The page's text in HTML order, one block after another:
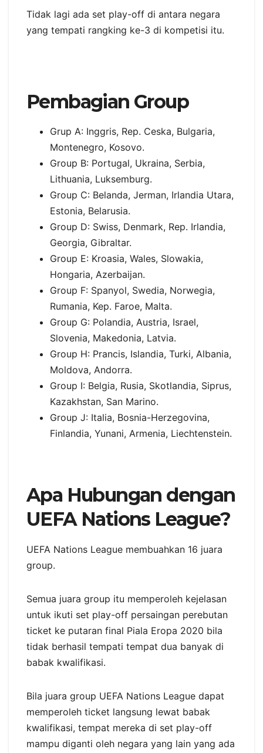
Tidak lagi ada set play-off di antara negara
yang tempati rangking ke-3 di kompetisi itu.
Pembagian Group
Grup A: Inggris, Rep. Ceska, Bulgaria,
Montenegro, Kosovo.
Group B: Portugal, Ukraina, Serbia,
Lithuania, Luksemburg.
Group C: Belanda, Jerman, Irlandia Utara,
Estonia, Belarusia.
Group D: Swiss, Denmark, Rep. Irlandia,
Georgia, Gibraltar.
Group E: Kroasia, Wales, Slowakia,
Hongaria, Azerbaijan.
Group F: Spanyol, Swedia, Norwegia,
Rumania, Kep. Faroe, Malta.
Group G: Polandia, Austria, Israel,
Slovenia, Makedonia, Latvia.
Group H: Prancis, Islandia, Turki, Albania,
Moldova, Andorra.
Group I: Belgia, Rusia, Skotlandia, Siprus,
Kazakhstan, San Marino.
Group J: Italia, Bosnia-Herzegovina,
Finlandia, Yunani, Armenia, Liechtenstein.
Apa Hubungan dengan
UEFA Nations League?
UEFA Nations League membuahkan 16 juara
group.
Semua juara group itu memperoleh kejelasan
untuk ikuti set play-off persaingan perebutan
ticket ke putaran final Piala Eropa 2020 bila
tidak berhasil tempati tempat dua banyak di
babak kwalifikasi.
Bila juara group UEFA Nations League dapat
memperoleh ticket langsung lewat babak
kwalifikasi, tempat mereka di set play-off
mampu diganti oleh negara yang lain yang ada